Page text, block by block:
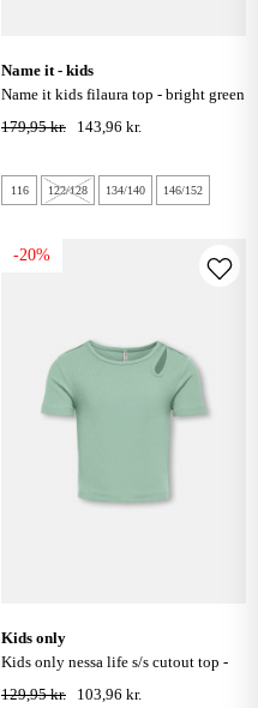
name it - kids
name it kids filaura top - bright green
179,95 kr.
143,96 kr.
116 122/128 134/140 146/152
-20%
kids only
kids only nessa life s/s cutout top -
birds egg green
129,95 kr. 103,96 kr.